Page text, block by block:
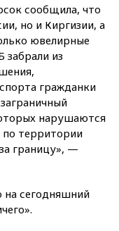
сообщила, что
но и Киргизии, а
ювелирные
забрали из
гражданки
нарушаются
по территории
границу», —
на сегодняшний